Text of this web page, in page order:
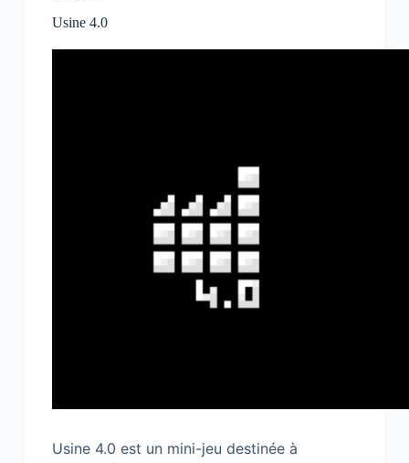
Usine 4.0
Usine 4.0 est un mini-jeu destinée à